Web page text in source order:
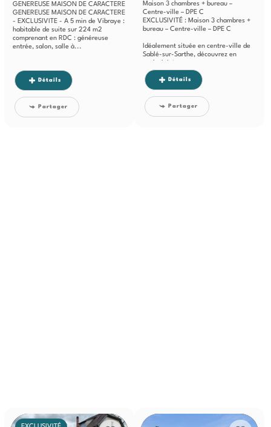
GENEREUSE MAISON DE CARACTERE
GENEREUSE MAISON DE CARACTERE
- EXCLUSIVITE - A 5 min de Vibraye :
habitable de suite sur 224 m2
comprenant en RDC : généreuse
entrée, salon, salle à...
Détails
Partager
Maison 3 chambres + bureau –
Centre-ville – DPE C
EXCLUSIVITÉ : Maison 3 chambres +
bureau – Centre-ville – DPE C
Idéalement située en centre-ville de
Sablé-sur-Sarthe, découvrez en
Détails
Partager